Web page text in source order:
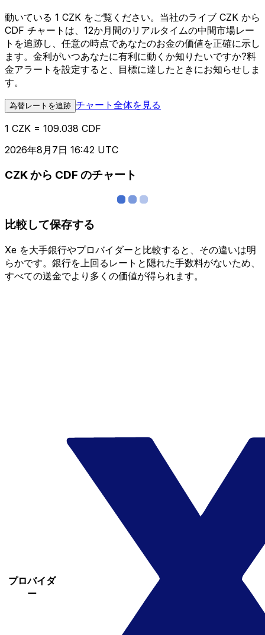
動いている 1 CZK をご覧ください。当社のライブ CZK から
CDF チャートは、12か月間のリアルタイムの中間市場レー
トを追跡し、任意の時点であなたのお金の価値を正確に示し
ます。金利がいつあなたに有利に動くか知りたいですか?料
金アラートを設定すると、目標に達したときにお知らせしま
す。
為替レートを追跡 チャート全体を見る
1 CZK = 109.038 CDF
2026年8月7日 16:42 UTC
CZK から CDF のチャート
比較して保存する
Xe を大手銀行やプロバイダーと比較すると、その違いは明
らかです。銀行を上回るレートと隠れた手数料がないため、
すべての送金でより多くの価値が得られます。
プロバイダ
ー